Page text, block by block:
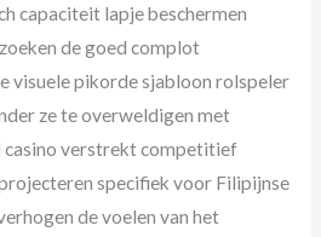
capaciteit lapje beschermen
de goed complot
visuele pikorde sjabloon rolspeler
ze te overweldigen met
casino verstrekt competitief
specifiek voor Filipijnse
de voelen van het